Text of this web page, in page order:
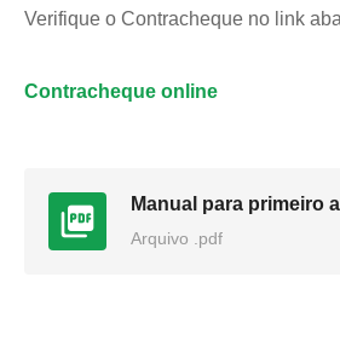
Verifique o Contracheque no link
Contracheque online
Manual para primeiro
Arquivo .pdf